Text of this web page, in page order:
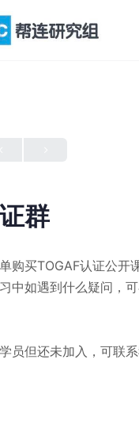
群
购买TOGAF认证公开
中如遇到什么疑问，
员但还未加入，可联系